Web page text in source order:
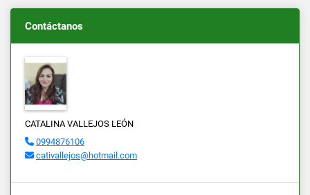
Contáctanos
CATALINA VALLEJOS LEÓN
0994876106
cativallejos@hotmail.com